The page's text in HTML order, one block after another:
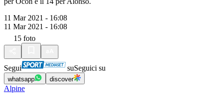
11 Mar 2021 - 16:08
11 Mar 2021 - 16:08
15 foto
Segui suSeguici su
whatsapp discover
Alpine